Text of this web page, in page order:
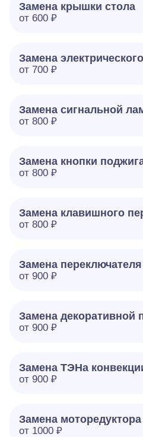
Замена крышки стола
от 600 ₽
Замена
от 700 ₽
Замена сигнальной
от 800 ₽
Замена кнопки
от 800 ₽
Замена клавишного
от 800 ₽
Замена
от 900 ₽
Замена декоративной
от 900 ₽
Замена ТЭНа
от 900 ₽
Замена моторедуктора
от 1000 ₽